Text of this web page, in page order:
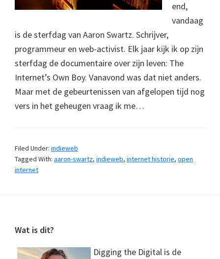
end,
vandaag
is de sterfdag van Aaron Swartz. Schrijver,
programmeur en web-activist. Elk jaar kijk ik op zijn
sterfdag de documentaire over zijn leven: The
Internet’s Own Boy. Vanavond was dat niet anders.
Maar met de gebeurtenissen van afgelopen tijd nog
vers in het geheugen vraag ik me…
Filed Under: indieweb
Tagged With: aaron-swartz, indieweb, internet historie, open
internet
Footer
Wat is dit?
Digging the Digital is de